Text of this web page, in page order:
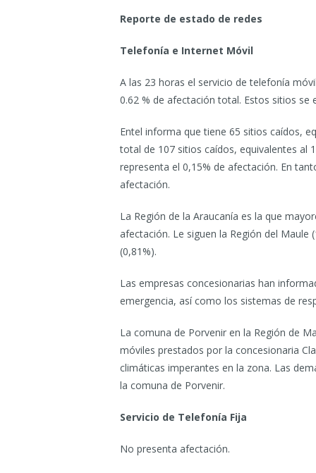
Reporte de estado de redes
Telefonía e Internet Móvil
A las 23 horas el servicio de telefonía
0.62 % de afectación total. Estos sitios
Entel informa que tiene 65 sitios caídos,
total de 107 sitios caídos, equivalentes al
representa el 0,15% de afectación. En
afectación.
La Región de la Araucanía es la que
afectación. Le siguen la Región del
(0,81%).
Las empresas concesionarias han
emergencia, así como los sistemas de
La comuna de Porvenir en la Región de
móviles prestados por la concesionaria
climáticas imperantes en la zona. Las
la comuna de Porvenir.
Servicio de Telefonía Fija
No presenta afectación.